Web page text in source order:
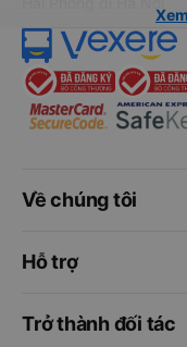
Về chúng tôi
Hỗ trợ
Trở thành đối tác